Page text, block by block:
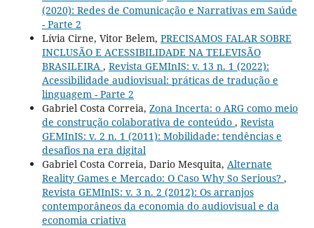
(2020): Redes de Comunicação e Narrativas em Saúde
- Parte 2
Lívia Cirne, Vitor Belem, PRECISAMOS FALAR SOBRE
INCLUSÃO E ACESSIBILIDADE NA TELEVISÃO
BRASILEIRA , Revista GEMInIS: v. 13 n. 1 (2022):
Acessibilidade audiovisual: práticas de tradução e
linguagem - Parte 2
Gabriel Costa Correia, Zona Incerta: o ARG como meio
de construção colaborativa de conteúdo , Revista
GEMInIS: v. 2 n. 1 (2011): Mobilidade: tendências e
desafios na era digital
Gabriel Costa Correia, Dario Mesquita, Alternate
Reality Games e Mercado: O Caso Why So Serious? ,
Revista GEMInIS: v. 3 n. 2 (2012): Os arranjos
contemporâneos da economia do audiovisual e da
economia criativa